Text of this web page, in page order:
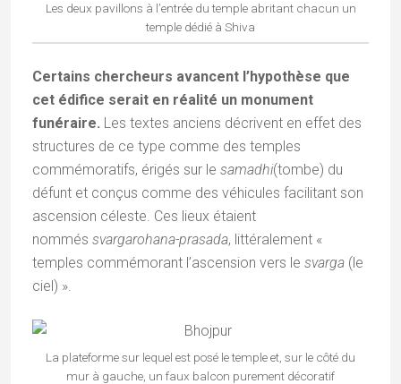
Les deux pavillons à l’entrée du temple abritant chacun un
temple dédié à Shiva
Certains chercheurs avancent l’hypothèse que
cet édifice serait en réalité un monument
funéraire. Les textes anciens décrivent en effet des
structures de ce type comme des temples
commémoratifs, érigés sur le samadhi(tombe) du
défunt et conçus comme des véhicules facilitant son
ascension céleste. Ces lieux étaient
nommés svargarohana-prasada, littéralement «
temples commémorant l’ascension vers le svarga (le
ciel) ».
La plateforme sur lequel est posé le temple et, sur le côté du
mur à gauche, un faux balcon purement décoratif